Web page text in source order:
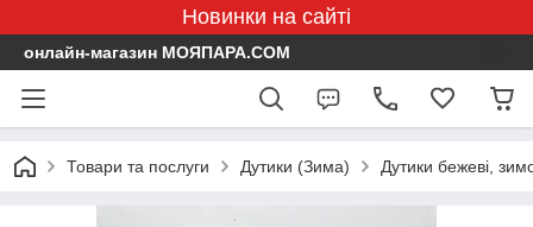
Новинки на сайті
онлайн-магазин МОЯПАРА.COM
Товари та послуги Дутики (Зима) Дутики бежеві,